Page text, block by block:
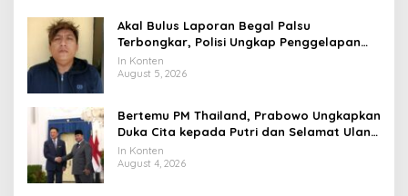
Akal Bulus Laporan Begal Palsu
Terbongkar, Polisi Ungkap Penggelapan
Uang Perusahaan untuk Crypto
In Konten
August 5, 2026
Bertemu PM Thailand, Prabowo Ungkapkan
Duka Cita kepada Putri dan Selamat Ulang
Tahun ke Raja Thailand
In Konten
August 4, 2026